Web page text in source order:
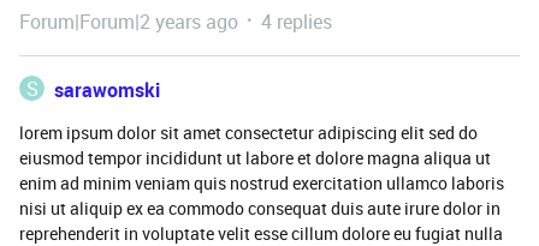
Forum|Forum|2 years ago 4 replies
S sarawomski
lorem ipsum dolor sit amet consectetur adipiscing elit sed do
eiusmod tempor incididunt ut labore et dolore magna aliqua ut
enim ad minim veniam quis nostrud exercitation ullamco laboris
nisi ut aliquip ex ea commodo consequat duis aute irure dolor in
reprehenderit in voluptate velit esse cillum dolore eu fugiat nulla